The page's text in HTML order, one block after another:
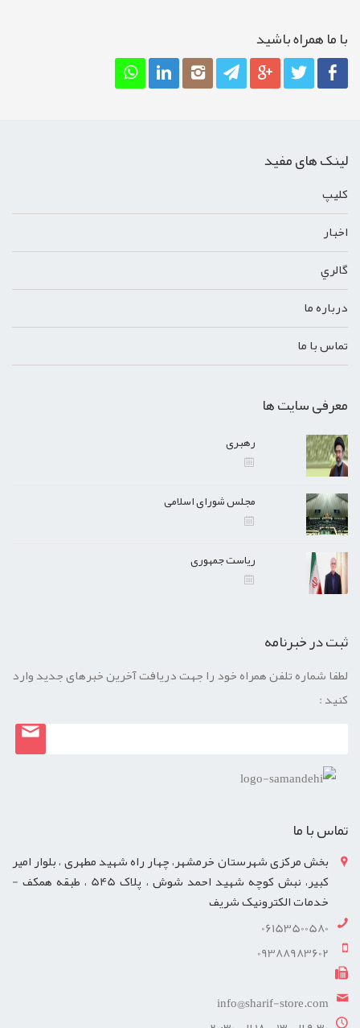
با ما همراه باشيد
لینک های مفید
کليپ
اخبار
گالري
درباره ما
تماس با ما
معرفی سایت ها
رهبری
مجلس شورای اسلامی
ریاست جمهوری
ثبت در خبرنامه
لطفا شماره تلفن همراه خود را جهت دریافت آخرین خبرهای جدید وارد
کنید :
تماس با ما
بخش مرکزی شهرستان خرمشهر، چهار راه شهید مطهری ، بلوار امیر
کبیر، نبش کوچه شهید احمد شوش ، پلاک 545 ، طبقه همکف -
خدمات الکترونیک شریف
06153500580
09388983602
info@sharif-store.com